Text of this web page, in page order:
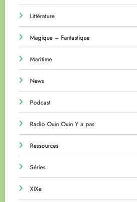
Littérature
Magique – Fantastique
Maritime
News
Podcast
Radio Ouin Ouin Y a pas
Ressources
Séries
XIXe